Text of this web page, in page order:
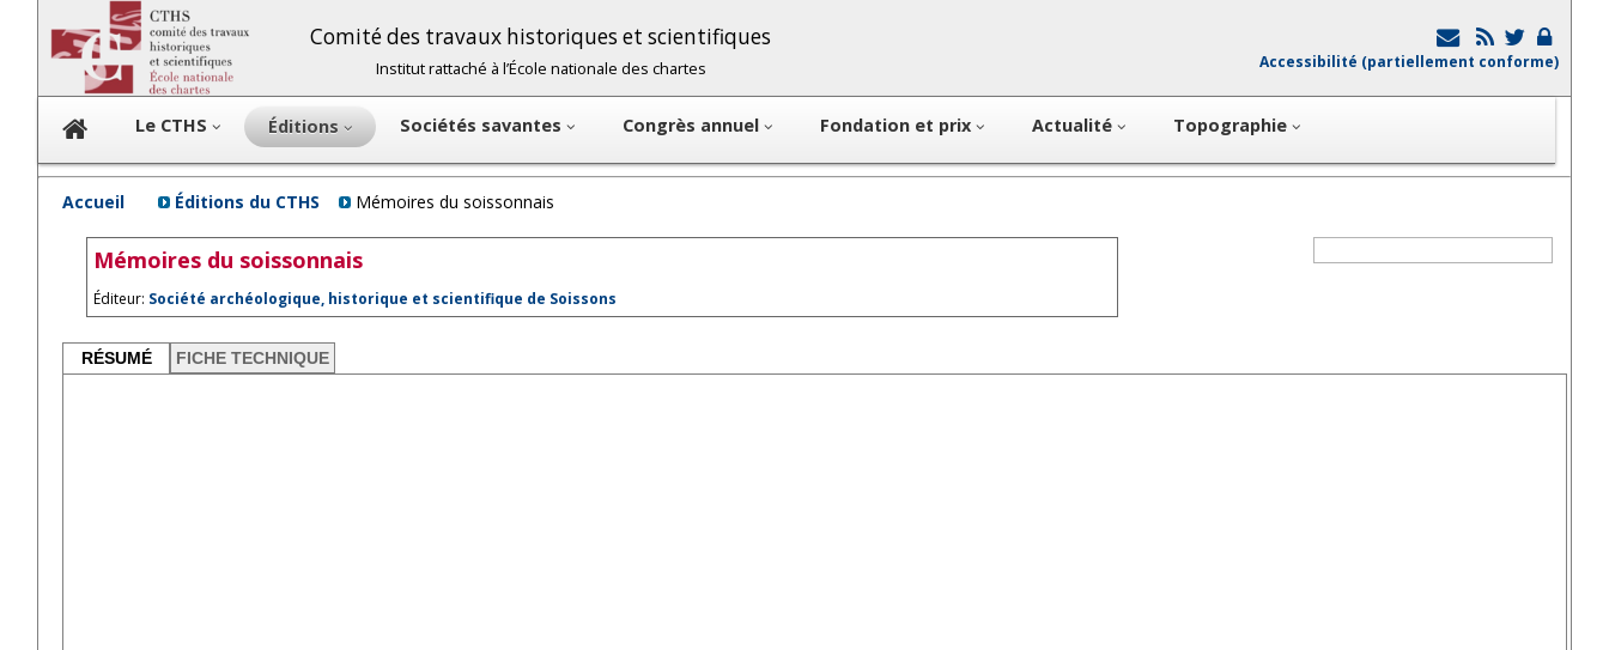
Comité des travaux historiques et scientifiques
Institut rattaché à l’École nationale des chartes Accessibilité (partiellement conforme)
Le CTHS Éditions Sociétés savantes Congrès annuel Fondation et prix Actualité Topographie
Accueil Éditions du CTHS Mémoires du soissonnais
Mémoires du soissonnais
Éditeur: Société archéologique, historique et scientifique de Soissons
RÉSUMÉ FICHE TECHNIQUE